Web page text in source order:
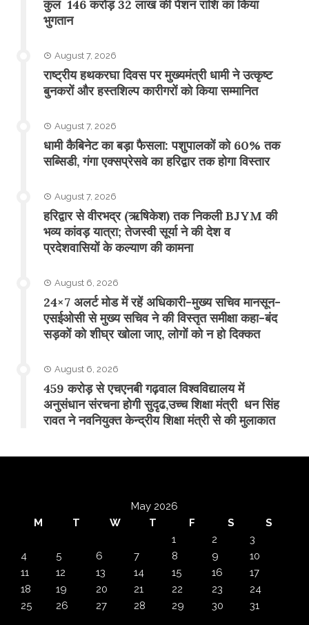
कुल 146 करोड़ 32 लाख की पेंशन राशि का किया
भुगतान
August 7, 2026
राष्ट्रीय हथकरघा दिवस पर मुख्यमंत्री धामी ने उत्कृष्ट
बुनकरों और हस्तशिल्प कारीगरों को किया सम्मानित
August 7, 2026
​धामी कैबिनेट का बड़ा फैसला: पशुपालकों को 60% तक
सब्सिडी, गंगा एक्सप्रेसवे का हरिद्वार तक होगा विस्तार
August 7, 2026
​हरिद्वार से वीरभद्र (ऋषिकेश) तक निकली BJYM की
भव्य कांवड़ यात्रा; तेजस्वी सूर्या ने की देश व
प्रदेशवासियों के कल्याण की कामना
August 6, 2026
24×7 अलर्ट मोड में रहें अधिकारी-मुख्य सचिव मानसून-
एसईओसी से मुख्य सचिव ने की विस्तृत समीक्षा कहा-बंद
सड़कों को शीघ्र खोला जाए, लोगों को न हो दिक्कत
August 6, 2026
459 करोड़ से एचएनबी गढ़वाल विश्वविद्यालय में
अनुसंधान संरचना होगी सुदृढ,उच्च शिक्षा मंत्री धन सिंह
रावत ने नवनियुक्त केन्द्रीय शिक्षा मंत्री से की मुलाकात
May 2026
M
T W T F S
S
1
2
3
4
5 6 7 8 9
10
11
12 13 14 15 16
17
18
19 20 21 22 23
24
25
26 27 28 29 30 31